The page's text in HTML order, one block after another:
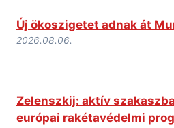
Új ökoszigetet adnak át
2026.08.06.
Zelenszkij: aktív
európai rakétavédelmi